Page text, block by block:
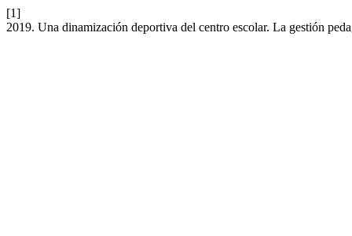
[1]
2019. Una dinamización deportiva del centro escolar. La gestión